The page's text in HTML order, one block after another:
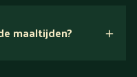
maaltijden?